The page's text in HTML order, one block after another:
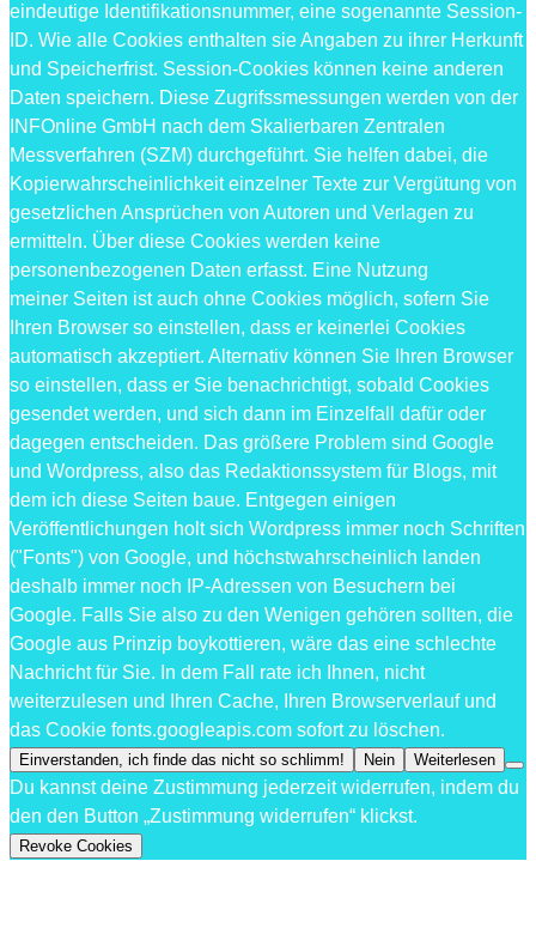
eindeutige Identifikationsnummer, eine sogenannte Session-
ID. Wie alle Cookies enthalten sie Angaben zu ihrer Herkunft
und Speicherfrist. Session-Cookies können keine anderen
Daten speichern. Diese Zugrifssmessungen werden von der
INFOnline GmbH nach dem Skalierbaren Zentralen
Messverfahren (SZM) durchgeführt. Sie helfen dabei, die
Kopierwahrscheinlichkeit einzelner Texte zur Vergütung von
gesetzlichen Ansprüchen von Autoren und Verlagen zu
ermitteln. Über diese Cookies werden keine
personenbezogenen Daten erfasst. Eine Nutzung
meiner Seiten ist auch ohne Cookies möglich, sofern Sie
Ihren Browser so einstellen, dass er keinerlei Cookies
automatisch akzeptiert. Alternativ können Sie Ihren Browser
so einstellen, dass er Sie benachrichtigt, sobald Cookies
gesendet werden, und sich dann im Einzelfall dafür oder
dagegen entscheiden. Das größere Problem sind Google
und Wordpress, also das Redaktionssystem für Blogs, mit
dem ich diese Seiten baue. Entgegen einigen
Veröffentlichungen holt sich Wordpress immer noch Schriften
("Fonts") von Google, und höchstwahrscheinlich landen
deshalb immer noch IP-Adressen von Besuchern bei
Google. Falls Sie also zu den Wenigen gehören sollten, die
Google aus Prinzip boykottieren, wäre das eine schlechte
Nachricht für Sie. In dem Fall rate ich Ihnen, nicht
weiterzulesen und Ihren Cache, Ihren Browserverlauf und
das Cookie fonts.googleapis.com sofort zu löschen.
Einverstanden, ich finde das nicht so schlimm! Nein Weiterlesen
Du kannst deine Zustimmung jederzeit widerrufen, indem du
den den Button „Zustimmung widerrufen“ klickst.
Revoke Cookies